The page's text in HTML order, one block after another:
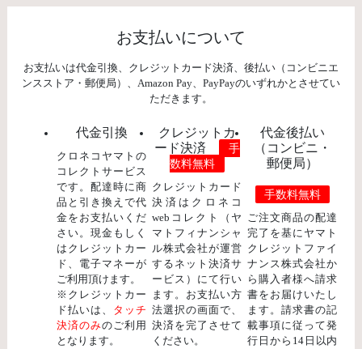
お支払いについて
お支払いは代金引換、クレジットカード決済、後払い（コンビニエ
ンスストア・郵便局）、Amazon Pay、PayPayのいずれかとさせてい
ただきます。
代金引換
クロネコヤマトの
コレクトサービス
です。配達時に商
品と引き換えで代
金をお支払いくだ
さい。現金もしく
はクレジットカー
ド、電子マネーが
ご利用頂けます。
※クレジットカー
ド払いは、 タッチ
決済のみのご利用
となります。
クレジットカ
ード決済
手
数料無料
クレジットカード
決済はクロネコ
webコレクト（ヤ
マトフィナンシャ
ル株式会社が運営
するネット決済サ
ービス）にて行い
ます。お支払い方
法選択の画面で、
決済を完了させて
ください。
代金後払い
（コンビニ・
郵便局）
手数料無料
ご注文商品の配達
完了を基にヤマト
クレジットファイ
ナンス株式会社か
ら購入者様へ請求
書をお届けいたし
ます。請求書の記
載事項に従って発
行日から14日以内